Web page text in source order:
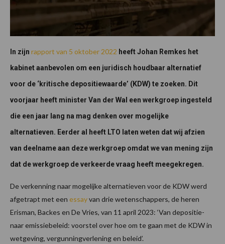
In zijn rapport van 5 oktober 2022 heeft Johan Remkes het
kabinet aanbevolen om een juridisch houdbaar alternatief
voor de ‘kritische depositiewaarde’ (KDW) te zoeken. Dit
voorjaar heeft minister Van der Wal een werkgroep ingesteld
die een jaar lang na mag denken over mogelijke
alternatieven. Eerder al heeft LTO laten weten dat wij afzien
van deelname aan deze werkgroep omdat we van mening zijn
dat de werkgroep de verkeerde vraag heeft meegekregen.
De verkenning naar mogelijke alternatieven voor de KDW werd
afgetrapt met een essayvan drie wetenschappers, de heren
Erisman, Backes en De Vries, van 11 april 2023: ‘Van depositie-
naar emissiebeleid: voorstel over hoe om te gaan met de KDW in
wetgeving, vergunningverlening en beleid’.